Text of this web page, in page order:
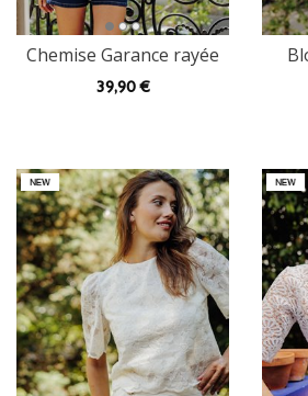
Chemise Garance rayée
39,90 €